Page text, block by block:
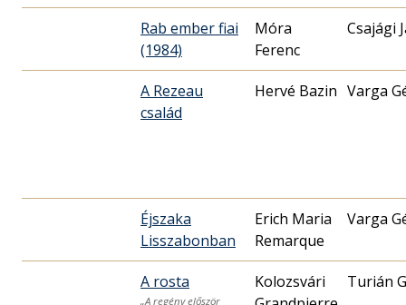
Rab ember fiai
(1984)
Móra
Ferenc
Csajági
A Rezeau
család
Hervé Bazin Varga
Éjszaka
Lisszabonban
Erich Maria
Remarque
Varga
A rosta
„A regény először
Kolozsvári
Turián